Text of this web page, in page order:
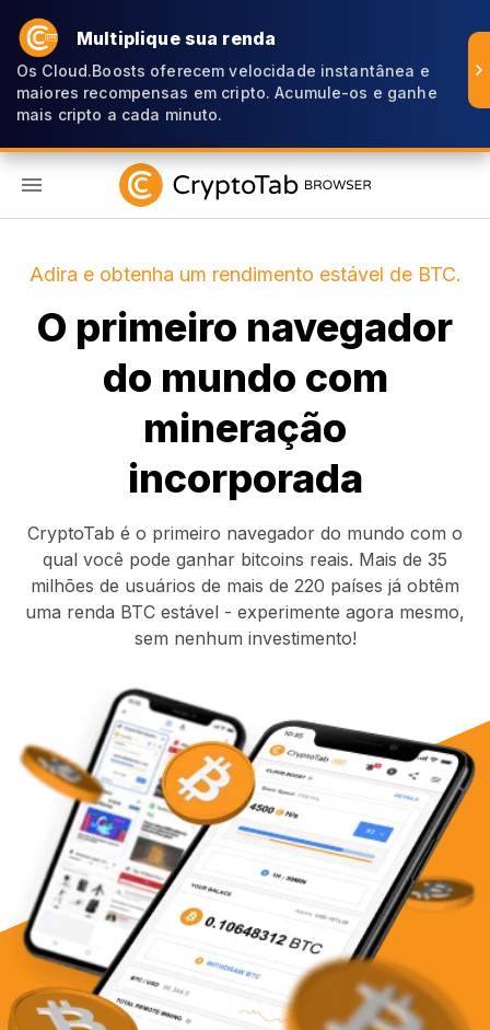
Multiplique sua renda
Os Cloud.Boosts oferecem velocidade instantânea e
maiores recompensas em cripto. Acumule-os e ganhe
mais cripto a cada minuto.
Adira e obtenha um rendimento estável de BTC.
O primeiro navegador
do mundo com
mineração
incorporada
CryptoTab é o primeiro navegador do mundo com o
qual você pode ganhar bitcoins reais. Mais de 35
milhões de usuários de mais de 220 países já obtêm
uma renda BTC estável - experimente agora mesmo,
sem nenhum investimento!